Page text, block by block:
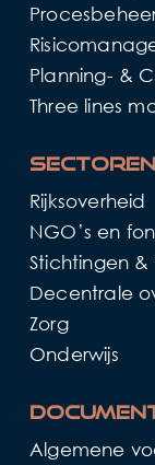
Planning- &
Three lines
Sectoren
Rijksoverheid
NGO’s en
Stichtingen
Decentrale
Zorg
Onderwijs
Algemene